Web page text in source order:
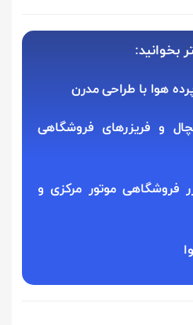
بخوانید:
هوا با طراحی مدرن
و فریزرهای فروشگاهی
فروشگاهی موتور مرکزی و